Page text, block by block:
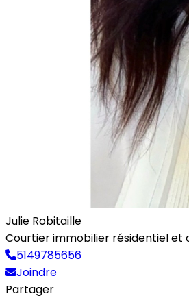
Julie Robitaille
Courtier immobilier résidentiel et
5149785656
Joindre
Partager